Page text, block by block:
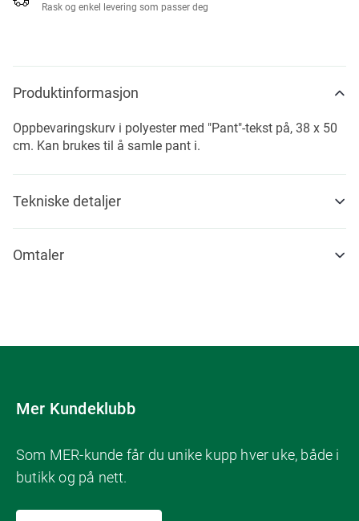
Rask og enkel levering som passer deg
Produktinformasjon
Oppbevaringskurv i polyester med "Pant"-tekst på, 38 x 50
cm. Kan brukes til å samle pant i.
Tekniske detaljer
Omtaler
Mer Kundeklubb
Som MER-kunde får du unike kupp hver uke, både i
butikk og på nett.